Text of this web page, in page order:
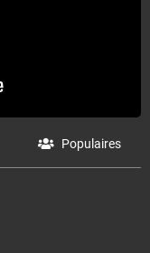
Populaires